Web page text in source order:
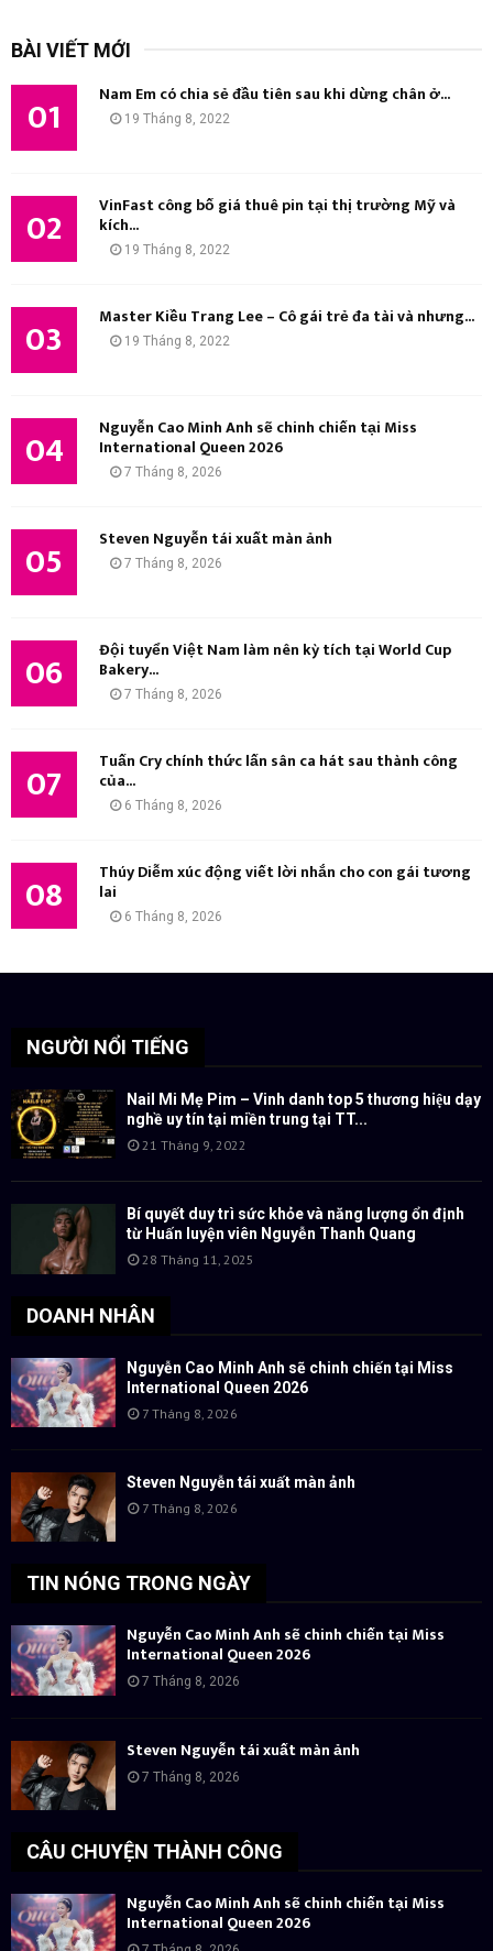
BÀI VIẾT MỚI
01 Nam Em có chia sẻ đầu tiên sau khi dừng chân ở...
19 Tháng 8, 2022
02 VinFast công bố giá thuê pin tại thị trường Mỹ và
kích...
19 Tháng 8, 2022
03 Master Kiều Trang Lee – Cô gái trẻ đa tài và nhưng...
19 Tháng 8, 2022
04 Nguyễn Cao Minh Anh sẽ chinh chiến tại Miss
International Queen 2026
7 Tháng 8, 2026
05 Steven Nguyễn tái xuất màn ảnh
7 Tháng 8, 2026
06 Đội tuyển Việt Nam làm nên kỳ tích tại World Cup
Bakery...
7 Tháng 8, 2026
07 Tuấn Cry chính thức lấn sân ca hát sau thành công
của...
6 Tháng 8, 2026
08 Thúy Diễm xúc động viết lời nhắn cho con gái tương
lai
6 Tháng 8, 2026
NGƯỜI NỔI TIẾNG
Nail Mi Mẹ Pim – Vinh danh top 5 thương hiệu dạy
nghề uy tín tại miền trung tại TT...
21 Tháng 9, 2022
Bí quyết duy trì sức khỏe và năng lượng ổn định
từ Huấn luyện viên Nguyễn Thanh Quang
28 Tháng 11, 2025
DOANH NHÂN
Nguyễn Cao Minh Anh sẽ chinh chiến tại Miss
International Queen 2026
7 Tháng 8, 2026
Steven Nguyễn tái xuất màn ảnh
7 Tháng 8, 2026
TIN NÓNG TRONG NGÀY
Nguyễn Cao Minh Anh sẽ chinh chiến tại Miss
International Queen 2026
7 Tháng 8, 2026
Steven Nguyễn tái xuất màn ảnh
7 Tháng 8, 2026
CÂU CHUYỆN THÀNH CÔNG
Nguyễn Cao Minh Anh sẽ chinh chiến tại Miss
International Queen 2026